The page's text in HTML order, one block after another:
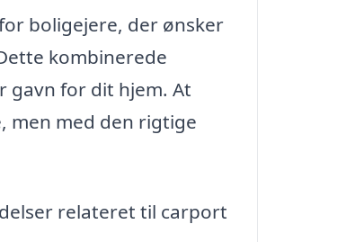
boligejere, der ønsker
kombinerede
gavn for dit hjem. At
men med den rigtige
relateret til carport